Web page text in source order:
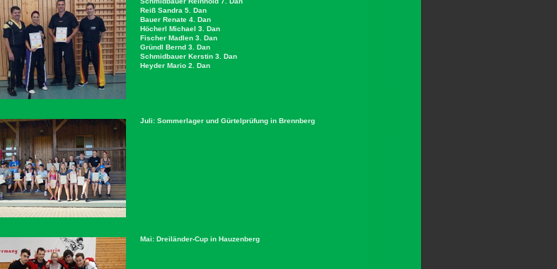
Reiß Sandra 5. Dan
Bauer Renate 4. Dan
Höcherl Michael 3. Dan
Fischer Madlen 3. Dan
Gründl Bernd 3. Dan
Schmidbauer Kerstin 3. Dan
Heyder Mario 2. Dan
Juli: Sommerlager und Gürtelprüfung in Brennberg
Mai: Dreiländer-Cup in Hauzenberg